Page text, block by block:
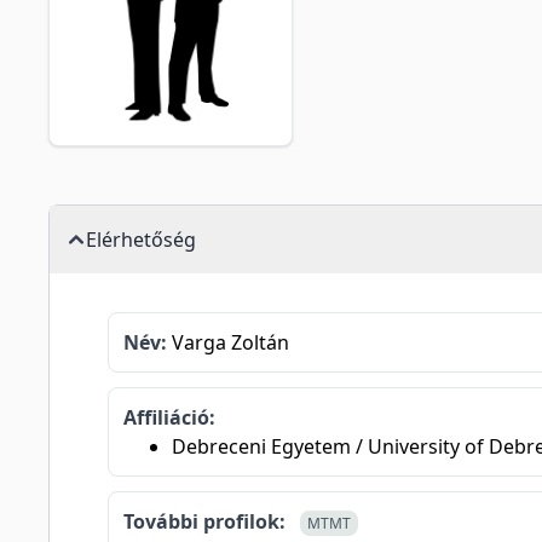
Elérhetőség
Név: Varga Zoltán
Affiliáció:
Debreceni Egyetem / University of
További profilok: MTMT